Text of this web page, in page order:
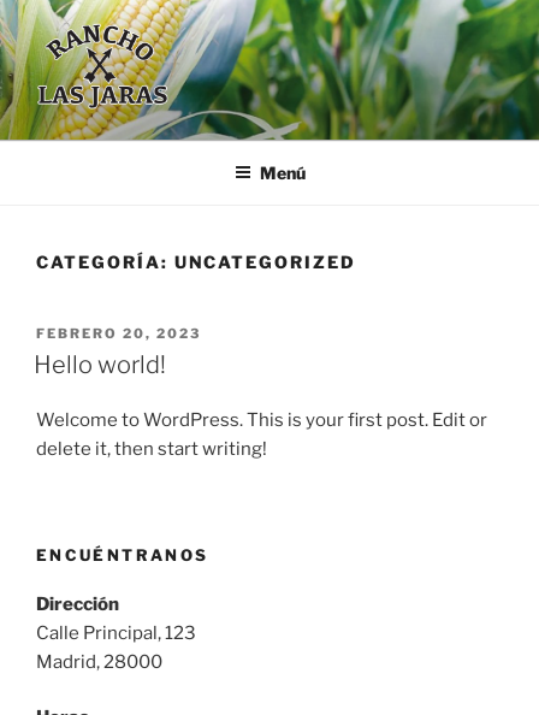
Saltar
al
contenido
RANCHO LAS JARAS
Del Campo a tu mesa
Menú
CATEGORÍA: UNCATEGORIZED
PUBLICADO
EL
FEBRERO 20, 2023
Hello world!
Welcome to WordPress. This is your first post. Edit or
delete it, then start writing!
ENCUÉNTRANOS
Dirección
Calle Principal, 123
Madrid, 28000